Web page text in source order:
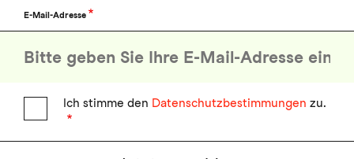
E-Mail-Adresse
Ich stimme den Datenschutzbestimmungen zu.